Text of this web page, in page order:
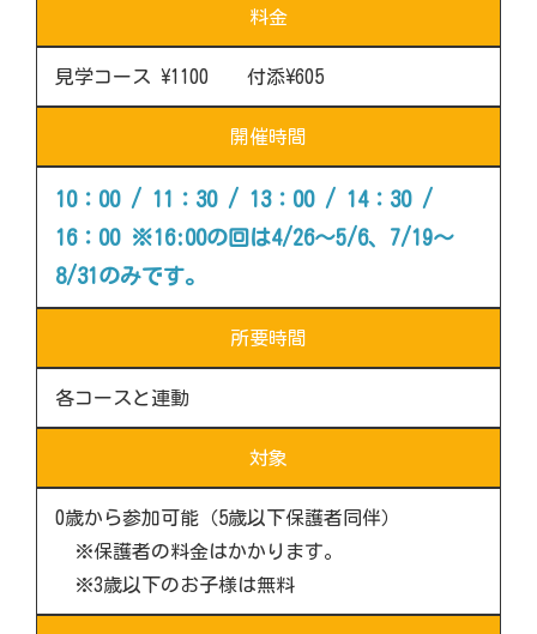
料金
見学コース \1100 付添\605
開催時間
10：00 / 11：30 / 13：00 / 14：30 /
16：00 ※16:00の回は4/26～5/6、7/19～
8/31のみです。
所要時間
各コースと連動
対象
0歳から参加可能（5歳以下保護者同伴）
※保護者の料金はかかります。
※3歳以下のお子様は無料